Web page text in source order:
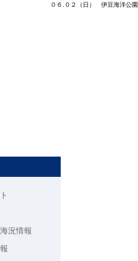
０６.０２（日） 伊豆海洋公園
況情報